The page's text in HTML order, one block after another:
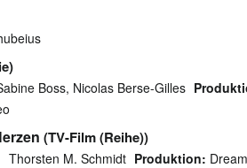
Boss, Nicolas Berse-Gilles
(TV-Film (Reihe))
Thorsten M. Schmidt Produktion: